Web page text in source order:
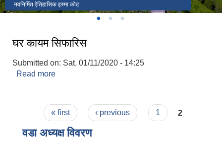
नवनिर्मित ऐतिहासिक इस्मा कोट
इस्मा गाउँपालिको कार्यालय
चापटारी फाट
घर कायम सिफारिस
Submitted on: Sat, 01/11/2020 - 14:25
Read more
Pages« first ‹ previous 1 2
वडा अध्यक्ष विवरण